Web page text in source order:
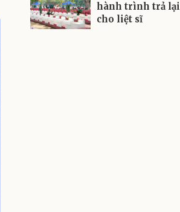
hành trình trả
cho liệt sĩ